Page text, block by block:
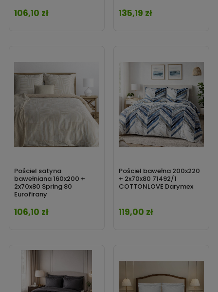
Cena
106,10 zł Cena
135,19 zł
Pościel satyna
bawełniana 160x200 +
2x70x80 Spring 80
Eurofirany
Cena
106,10 zł
Pościel bawełna 200x220
+ 2x70x80 71492/1
COTTONLOVE Darymex
Cena
119,00 zł